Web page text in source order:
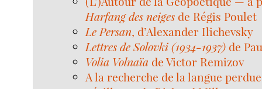
Harfang des neiges de Régis Poulet
Le Persan, d’Alexander Ilichevsky
Lettres de Solovki (1934-1937) de
Volia Volnaïa de Victor Remizov
A la recherche de la langue